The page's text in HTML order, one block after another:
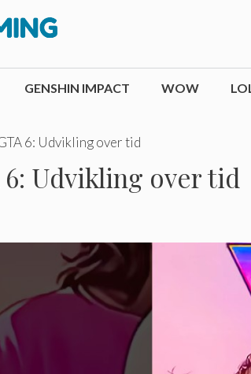
GENSHIN IMPACT WOW LOL
6: Udvikling over tid
Udvikling over tid